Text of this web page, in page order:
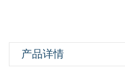
产品详情